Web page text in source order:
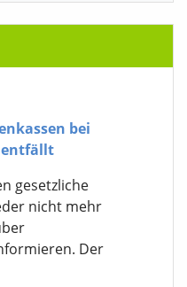
bei
entfällt
gesetzliche
nicht mehr
Der